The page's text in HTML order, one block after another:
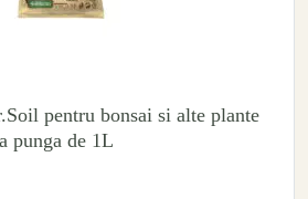
pentru bonsai si alte plante
punga de 1L